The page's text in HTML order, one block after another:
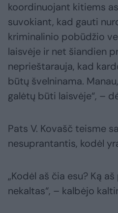
koordinuojant kitiems
suvokiant, kad gauti
kriminalinio pobūdžio
laisvėje ir net šiandien
neprieštarauja, kad
būtų švelninama.
galėtų būti laisvėje“, –
Pats V. Kovašč teisme
nesuprantantis, kodėl
„Kodėl aš čia esu? Ką
nekaltas“, – kalbėjo